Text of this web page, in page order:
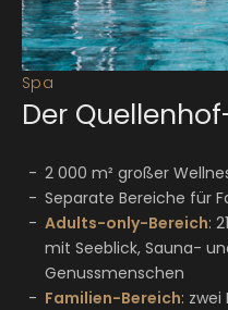
Der
Spa
2 000 m² großer
Separate Bereiche für
Adults-only-Bereich:
mit Seeblick, Sauna-
Genussmenschen
Familien-Bereich: